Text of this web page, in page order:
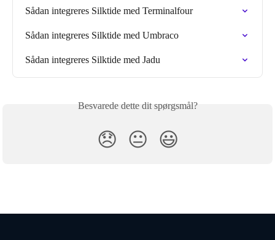
Sådan integreres Silktide med Terminalfour
Sådan integreres Silktide med Umbraco
Sådan integreres Silktide med Jadu
Besvarede dette dit spørgsmål?
😞 😐 😃